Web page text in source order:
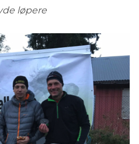
løpere